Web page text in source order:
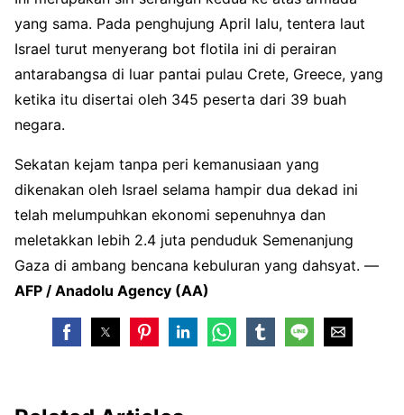
yang sama. Pada penghujung April lalu, tentera laut
Israel turut menyerang bot flotila ini di perairan
antarabangsa di luar pantai pulau Crete, Greece, yang
ketika itu disertai oleh 345 peserta dari 39 buah
negara.
Sekatan kejam tanpa peri kemanusiaan yang
dikenakan oleh Israel selama hampir dua dekad ini
telah melumpuhkan ekonomi sepenuhnya dan
meletakkan lebih 2.4 juta penduduk Semenanjung
Gaza di ambang bencana kebuluran yang dahsyat. —
AFP / Anadolu Agency (AA)